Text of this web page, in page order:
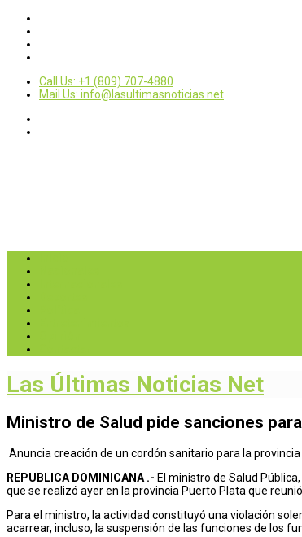
Call Us: +1 (809) 707-4880
Mail Us: info@lasultimasnoticias.net
Las Últimas Noticias Net
Ministro de Salud pide sanciones
Anuncia creación de un cordón sanitario para la provincia
REPUBLICA DOMINICANA .- El ministro de Salud
que se realizó ayer en la provincia Puerto Plata que
Para el ministro, la actividad constituyó una violación
acarrear, incluso, la suspensión de las funciones de los